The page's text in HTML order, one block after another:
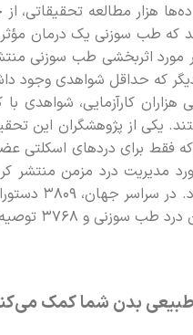
ده‌ها هزار مطالعه
یکی از پژوهشگران این
مدیریت درد مزمن
بدن شما کمک